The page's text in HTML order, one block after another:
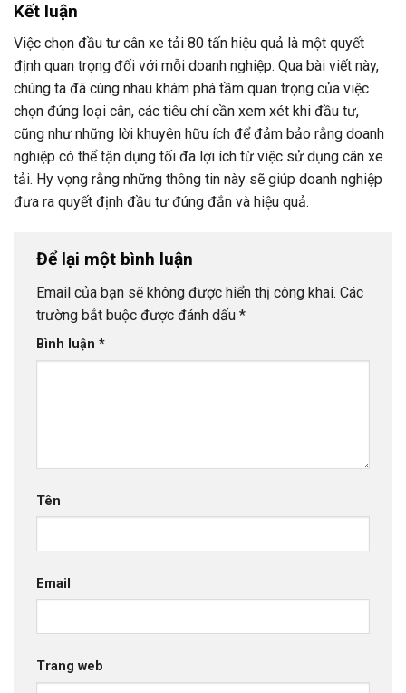
Kết luận
Việc chọn đầu tư cân xe tải 80 tấn hiệu quả là một quyết
định quan trọng đối với mỗi doanh nghiệp. Qua bài viết này,
chúng ta đã cùng nhau khám phá tầm quan trọng của việc
chọn đúng loại cân, các tiêu chí cần xem xét khi đầu tư,
cũng như những lời khuyên hữu ích để đảm bảo rằng doanh
nghiệp có thể tận dụng tối đa lợi ích từ việc sử dụng cân xe
tải. Hy vọng rằng những thông tin này sẽ giúp doanh nghiệp
đưa ra quyết định đầu tư đúng đắn và hiệu quả.
Để lại một bình luận
Email của bạn sẽ không được hiển thị công khai. Các
trường bắt buộc được đánh dấu *
Bình luận *
Tên
Email
Trang web